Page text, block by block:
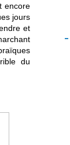
encore
jours
et
du